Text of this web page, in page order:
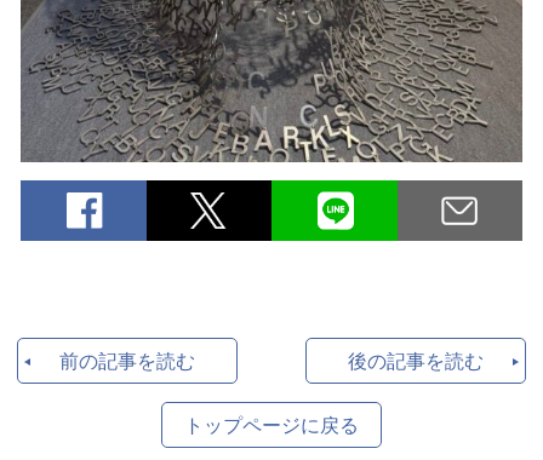
前の記事を読む 後の記事を読む
トップページに戻る